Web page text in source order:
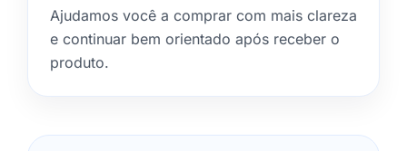
Ajudamos você a comprar com mais clareza
e continuar bem orientado após receber o
produto.